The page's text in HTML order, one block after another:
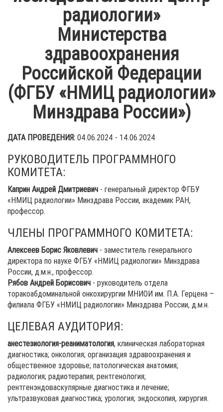
радиологии»
Министерства
здравоохранения
Российской Федерации
(ФГБУ «НМИЦ радиологии»
Минздрава России»)
ДАТА ПРОВЕДЕНИЯ: 04.06.2024 - 14.06.2024
РУКОВОДИТЕЛЬ ПРОГРАММНОГО
КОМИТЕТА:
Каприн Андрей Дмитриевич - генеральный директор ФГБУ
«НМИЦ радиологии» Минздрава России, академик РАН,
профессор.
ЧЛЕНЫ ПРОГРАММНОГО КОМИТЕТА:
Алексеев Борис Яковлевич - заместитель генерального
директора по науке ФГБУ «НМИЦ радиологии» Минздрава
России, д.м.н., профессор.
Рябов Андрей Борисович - руководитель отдела
торакоабдоминальной онкохирургии МНИОИ им. П.А. Герцена –
филиала ФГБУ «НМИЦ радиологии» Минздрава России, д.м.н.
ЦЕЛЕВАЯ АУДИТОРИЯ:
анестезиология-реаниматология, клиническая лабораторная
диагностика; онкология; организация здравоохранения и
общественное здоровье; патологическая анатомия;
радиология; радиотерапия; рентгенология;
рентгенэндоваскулярные диагностика и лечение;
ультразвуковая диагностика; урология; эндоскопия, хирургия.